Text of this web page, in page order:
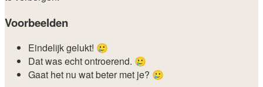
Voorbeelden
Eindelijk gelukt! 🥲
Dat was echt ontroerend. 🥲
Gaat het nu wat beter met je? 🥲